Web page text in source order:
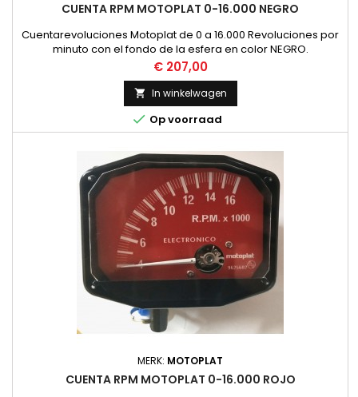
CUENTA RPM MOTOPLAT 0-16.000 NEGRO
Cuentarevoluciones Motoplat de 0 a 16.000 Revoluciones por
minuto con el fondo de la esfera en color NEGRO.
Funcionamiento por Induccion, no necesita instalacion.
NUEVO
Prijs
€ 207,00
 In winkelwagen
 Op voorraad
MERK: MOTOPLAT
CUENTA RPM MOTOPLAT 0-16.000 ROJO